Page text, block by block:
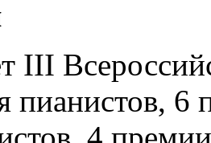
III
пианистов, 6